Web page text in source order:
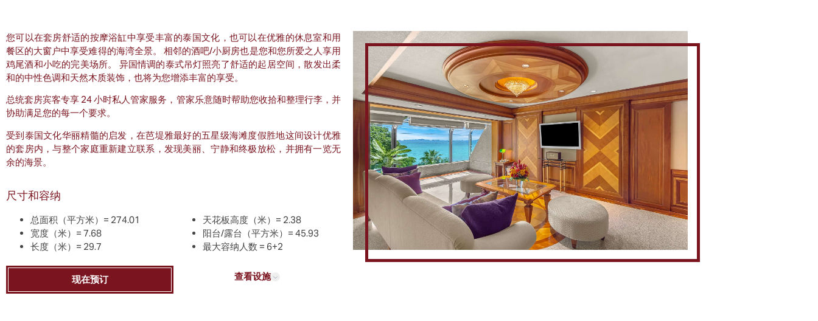
您可以在套房舒适的按摩浴缸中享受丰富的泰国文化，也可以在优雅的休息室和用
餐区的大窗户中享受难得的海湾全景。 相邻的酒吧/小厨房也是您和您所爱之人享用
鸡尾酒和小吃的完美场所。 异国情调的泰式吊灯照亮了舒适的起居空间，散发出柔
和的中性色调和天然木质装饰，也将为您增添丰富的享受。
总统套房宾客专享 24 小时私人管家服务，管家乐意随时帮助您收拾和整理行李，并
协助满足您的每一个要求。
受到泰国文化华丽精髓的启发，在芭堤雅最好的五星级海滩度假胜地这间设计优雅
的套房内，与整个家庭重新建立联系，发现美丽、宁静和终极放松，并拥有一览无
余的海景。
尺寸和容纳
总面积（平方米）= 274.01
宽度（米）= 7.68
长度（米）= 29.7
天花板高度（米）= 2.38
阳台/露台（平方米）= 45.93
最大容纳人数 = 6+2
现在预订 查看设施